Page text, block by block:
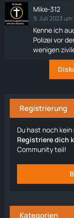
Mike-312
9. Juli 2023 um
Kenne ich
Polizei vor
wenigen
Registrierung
Du hast noch
Registriere dich
Community teil!
Kategorien